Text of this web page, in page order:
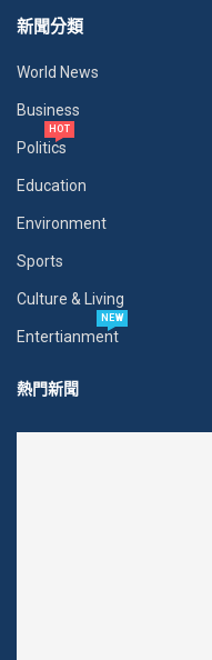
新聞分類
World News
Business
Politics
HOT
Education
Environment
Sports
Culture & Living
Entertianment
NEW
熱門新聞